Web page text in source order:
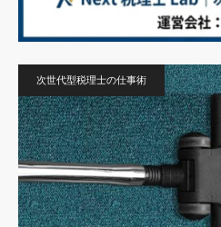
次世代型税理士の仕事術